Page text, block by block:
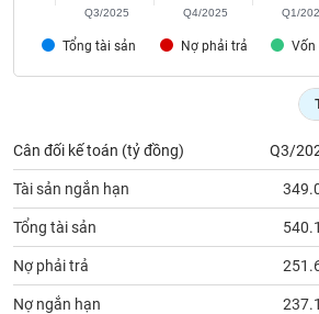
Tổng tài sản Nợ phải trả Vốn
Q3/2025 Q4/2025 Q1/
Cân đối kế toán (tỷ đồng) Q3/
Tài sản ngắn hạn
Tổng tài sản
Nợ phải trả
Nợ ngắn hạn
chính
Công
cụ
tư